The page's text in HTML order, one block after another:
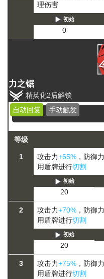
理伤害
初始
0
力之锯
精英化2后解锁
自动回复
手动触发
等级
1 攻击力+65% ，防御力
用盾牌进行切割
初始
20
2 攻击力+70% ，防御力
用盾牌进行切割
初始
20
3 攻击力+75% ，防御力
用盾牌进行切割